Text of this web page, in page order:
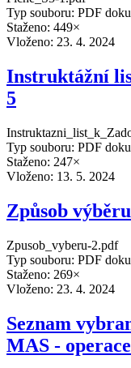
Typ souboru: PDF
Staženo: 449×
Vloženo: 23. 4. 2024
Instruktážní
5
Typ souboru: PDF
Staženo: 247×
Vloženo: 13. 5. 2024
Způsob
Zpusob_vyberu-2.pdf
Typ souboru: PDF
Staženo: 269×
Vloženo: 23. 4. 2024
Seznam
MAS -